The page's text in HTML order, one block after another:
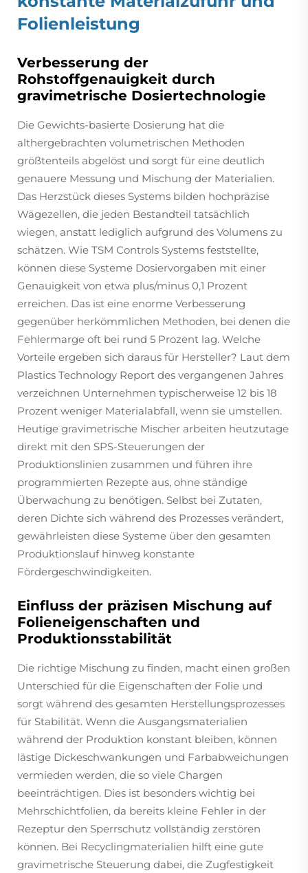
Folienleistung
Verbesserung der
Rohstoffgenauigkeit durch
gravimetrische Dosiertechnologie
Die Gewichts-basierte Dosierung hat die
althergebrachten volumetrischen Methoden
größtenteils abgelöst und sorgt für eine deutlich
genauere Messung und Mischung der Materialien.
Das Herzstück dieses Systems bilden hochpräzise
Wägezellen, die jeden Bestandteil tatsächlich
wiegen, anstatt lediglich aufgrund des Volumens zu
schätzen. Wie TSM Controls Systems feststellte,
können diese Systeme Dosiervorgaben mit einer
Genauigkeit von etwa plus/minus 0,1 Prozent
erreichen. Das ist eine enorme Verbesserung
gegenüber herkömmlichen Methoden, bei denen die
Fehlermarge oft bei rund 5 Prozent lag. Welche
Vorteile ergeben sich daraus für Hersteller? Laut dem
Plastics Technology Report des vergangenen Jahres
verzeichnen Unternehmen typischerweise 12 bis 18
Prozent weniger Materialabfall, wenn sie umstellen.
Heutige gravimetrische Mischer arbeiten heutzutage
direkt mit den SPS-Steuerungen der
Produktionslinien zusammen und führen ihre
programmierten Rezepte aus, ohne ständige
Überwachung zu benötigen. Selbst bei Zutaten,
deren Dichte sich während des Prozesses verändert,
gewährleisten diese Systeme über den gesamten
Produktionslauf hinweg konstante
Fördergeschwindigkeiten.
Einfluss der präzisen Mischung auf
Folien­eigenschaften und
Produktions­stabilität
Die richtige Mischung zu finden, macht einen großen
Unterschied für die Eigenschaften der Folie und
sorgt während des gesamten Herstellungsprozesses
für Stabilität. Wenn die Ausgangsmaterialien
während der Produktion konstant bleiben, können
lästige Dicke­schwankungen und Farbabweichungen
vermieden werden, die so viele Chargen
beeinträchtigen. Dies ist besonders wichtig bei
Mehrschichtfolien, da bereits kleine Fehler in der
Rezeptur den Sperr­schutz vollständig zerstören
können. Bei Recyclingmaterialien hilft eine gute
gravimetrische Steuerung dabei, die Zugfestigkeit